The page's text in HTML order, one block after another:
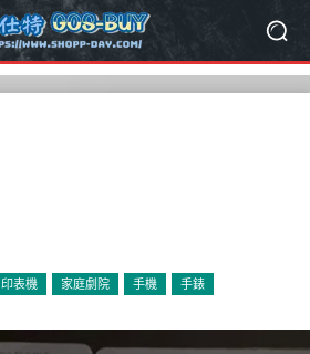
印表機 家庭劇院 手機 手錶